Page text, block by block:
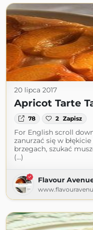
20 lipca 2017
Apricot Tarte
78 2 Zapisz
For English scroll
zanurzać się w
brzegach, szukać
(...)
Flavour